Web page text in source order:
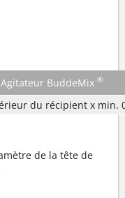
Agitateur BuddeMix ®
du récipient x min.
de la tête de